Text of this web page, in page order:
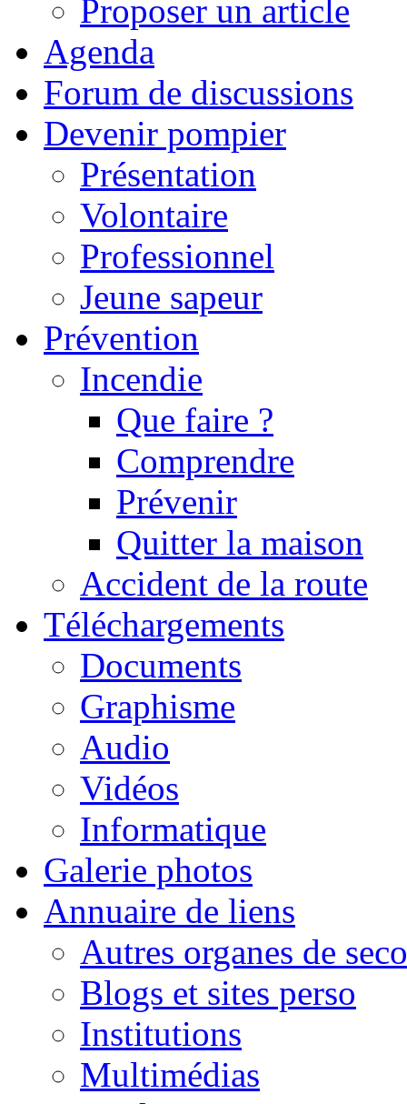
Proposer un article
Agenda
Forum de discussions
Devenir pompier
Présentation
Volontaire
Professionnel
Jeune sapeur
Prévention
Incendie
Que faire ?
Comprendre
Prévenir
Quitter la maison
Accident de la route
Téléchargements
Documents
Graphisme
Audio
Vidéos
Informatique
Galerie photos
Annuaire de liens
Autres organes de
Blogs et sites perso
Institutions
Multimédias